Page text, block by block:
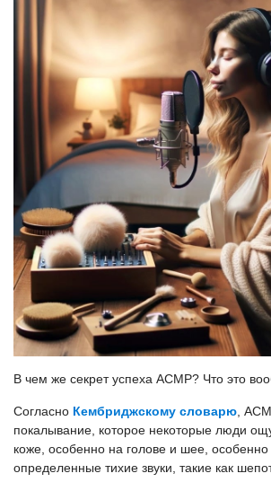
В чем же секрет успеха АСМР? Что это
Согласно Кембриджскому словарю ,
покалывание, которое некоторые люди
коже, особенно на голове и шее,
определенные тихие звуки, такие как